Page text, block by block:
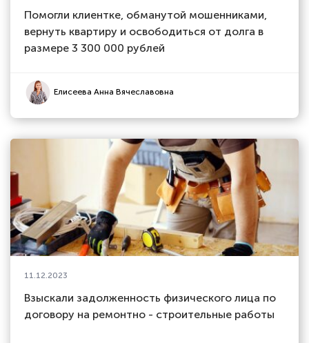
Помогли клиентке, обманутой мошенниками,
вернуть квартиру и освободиться от долга в
размере 3 300 000 рублей
Елисеева Анна Вячеславовна
11.12.2023
Взыскали задолженность физического лица по
договору на ремонтно - строительные работы